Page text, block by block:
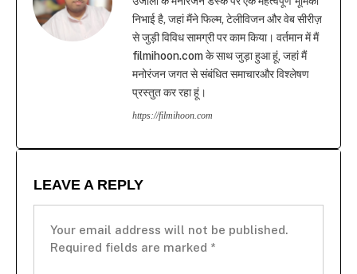
निभाई है, जहां मैंने फिल्म, टेलीविजन और वेब सीरीज़
से जुड़ी विविध सामग्री पर काम किया। वर्तमान में मैं
filmihoon.com के साथ जुड़ा हुआ हूं, जहां मैं
मनोरंजन जगत से संबंधित समाचारऔर विश्लेषण
प्रस्तुत कर रहा हूं।
https://filmihoon.com
LEAVE A REPLY
Your email address will not be published.
Required fields are marked *